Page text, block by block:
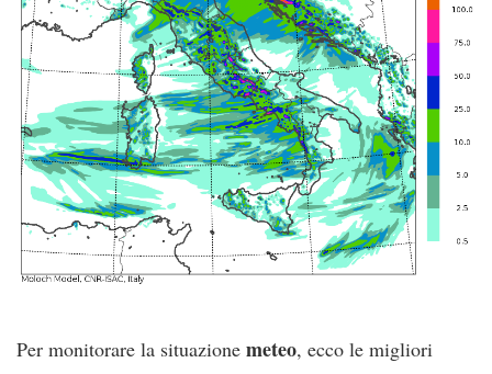
Per monitorare la situazione meteo, ecco le migliori